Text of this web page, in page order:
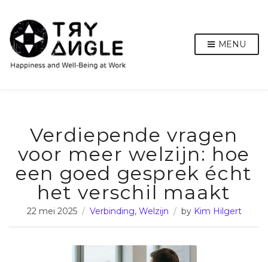
MENU
Verdiepende vragen
voor meer welzijn: hoe
een goed gesprek écht
het verschil maakt
22 mei 2025 Verbinding, Welzijn by Kim Hilgert